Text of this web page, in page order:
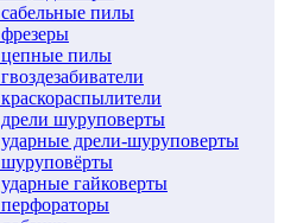
пилы
пилы
шуруповерты
дрели-шуруповерты
гайковерты